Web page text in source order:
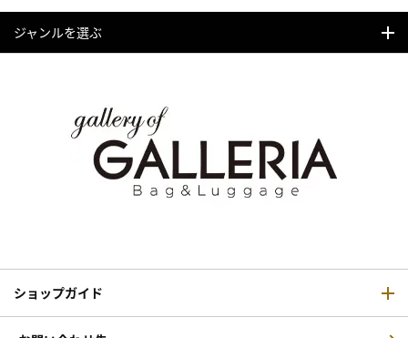
ジャンルを選ぶ
ショップガイド